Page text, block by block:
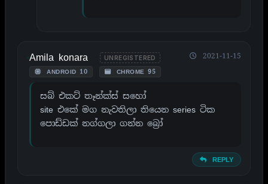
Amila konara UNREGISTERED
ANDROID 10 CHROME 95
2021-11-15
සබ් එකට් තෑන්ක්ස් සහෝ
site එකේ මග නැවතිලා තියෙන series ටික
පොඩ්ඩක් නග්ගලා ගන්න බ්‍රෝ
REPLY